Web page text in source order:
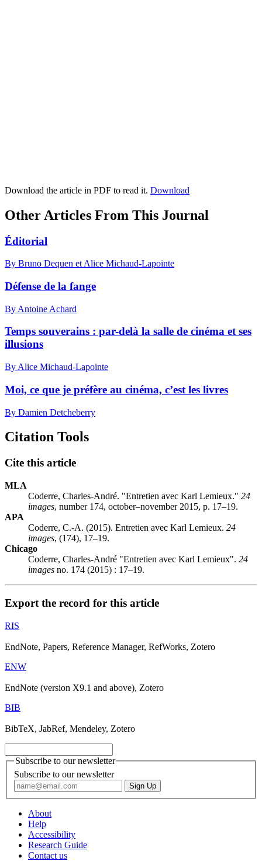
Download the article in PDF to read it. Download
Other Articles From This Journal
Éditorial
By Bruno Dequen et Alice Michaud-Lapointe
Défense de la fange
By Antoine Achard
Temps souverains : par-delà la salle de cinéma et ses
illusions
By Alice Michaud-Lapointe
Moi, ce que je préfère au cinéma, c’est les livres
By Damien Detcheberry
Citation Tools
Cite this article
MLA
Coderre, Charles-André. "Entretien avec Karl Lemieux." 24
images, number 174, october–november 2015, p. 17–19.
APA
Coderre, C.-A. (2015). Entretien avec Karl Lemieux. 24
images, (174), 17–19.
Chicago
Coderre, Charles-André "Entretien avec Karl Lemieux". 24
images no. 174 (2015) : 17–19.
Export the record for this article
RIS
EndNote, Papers, Reference Manager, RefWorks, Zotero
ENW
EndNote (version X9.1 and above), Zotero
BIB
BibTeX, JabRef, Mendeley, Zotero
Subscribe to our newsletter
Subscribe to our newsletter
About
Help
Accessibility
Research Guide
Contact us